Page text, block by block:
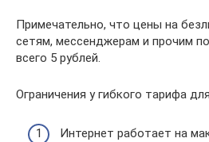
Примечательно, что цены на
сетям, мессенджерам и прочим
всего 5 рублей.
Ограничения у гибкого тарифа
Интернет работает на